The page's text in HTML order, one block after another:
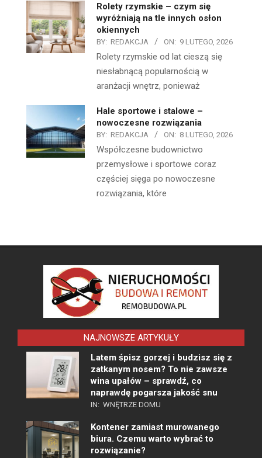
Rolety rzymskie – czym się
wyróżniają na tle innych osłon
okiennych
BY: REDAKCJA ON: 9 LUTEGO, 2026
Rolety rzymskie od lat cieszą się
niesłabnącą popularnością w
aranżacji wnętrz, ponieważ
Hale sportowe i stalowe –
nowoczesne rozwiązania
BY: REDAKCJA ON: 8 LUTEGO, 2026
Współczesne budownictwo
przemysłowe i sportowe coraz
częściej sięga po nowoczesne
rozwiązania, które
NAJNOWSZE ARTYKUŁY
Latem śpisz gorzej i budzisz się z
zatkanym nosem? To nie zawsze
wina upałów – sprawdź, co
naprawdę pogarsza jakość snu
IN: WNĘTRZE DOMU
Kontener zamiast murowanego
biura. Czemu warto wybrać to
rozwiązanie?